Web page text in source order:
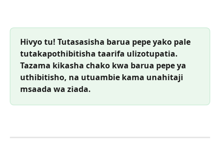
Hivyo tu! Tutasasisha barua pepe yako pale
tutakapothibitisha taarifa ulizotupatia.
Tazama kikasha chako kwa barua pepe ya
uthibitisho, na utuambie kama unahitaji
msaada wa ziada.